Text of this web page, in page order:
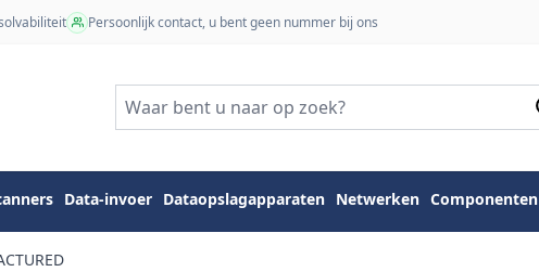
Persoonlijk contact, u bent geen nummer bij ons
Data-invoer Dataopslagapparaten Netwerken Componenten